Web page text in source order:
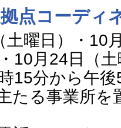
点コーディ
土曜日）・10
10月24日（
15分から午
たる事業所